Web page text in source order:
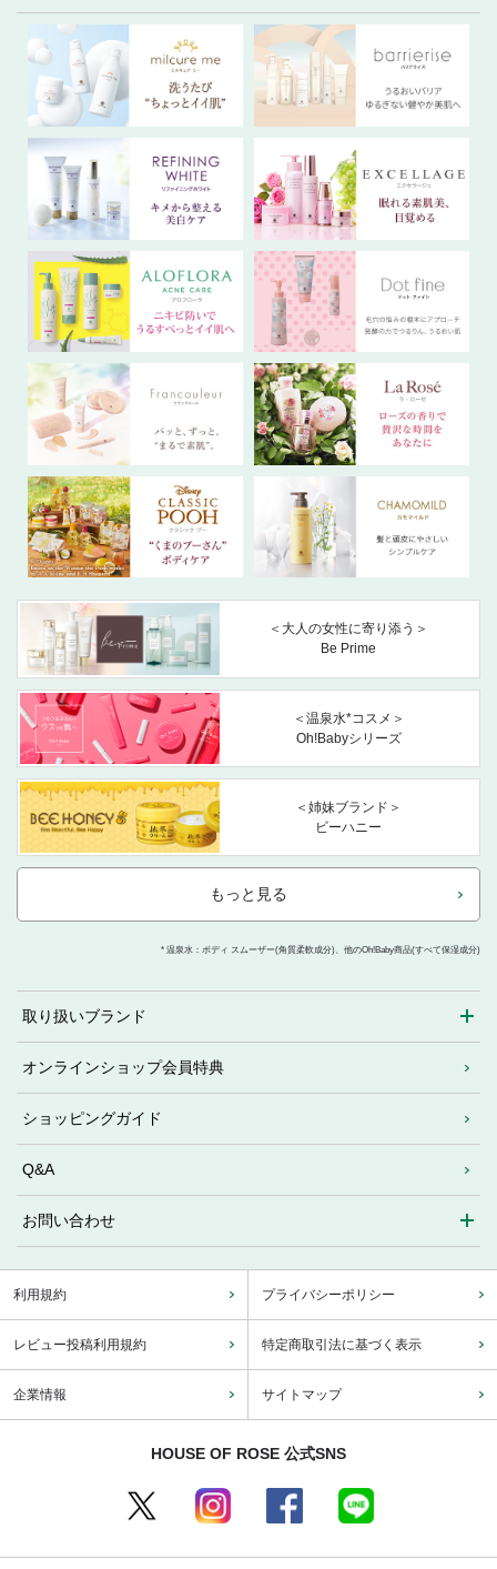
＜大人の女性に寄り添う＞
Be Prime
＜温泉水*コスメ＞
Oh!Babyシリーズ
＜姉妹ブランド＞
ビーハニー
もっと見る
* 温泉水：ボディ スムーザー(角質柔軟成分)、他のOh!Baby商品(すべて保湿成分)
取り扱いブランド
オンラインショップ会員特典
ショッピングガイド
Q&A
お問い合わせ
利用規約 プライバシーポリシー
レビュー投稿利用規約 特定商取引法に基づく表示
企業情報 サイトマップ
HOUSE OF ROSE 公式SNS